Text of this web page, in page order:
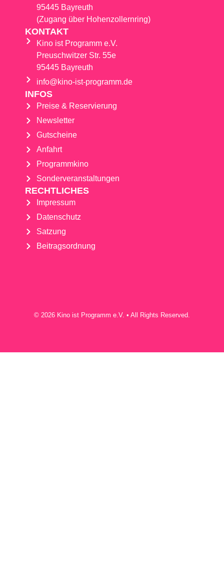
95445 Bayreuth
(Zugang über Hohenzollernring)
KONTAKT
Kino ist Programm e.V.
Preuschwitzer Str. 55e
95445 Bayreuth
info@kino-ist-programm.de
INFOS
Preise & Reservierung
Newsletter
Gutscheine
Anfahrt
Programmkino
Sonderveranstaltungen
RECHTLICHES
Impressum
Datenschutz
Satzung
Beitragsordnung
© 2026 Kino ist Programm e.V. • All Rights Reserved.